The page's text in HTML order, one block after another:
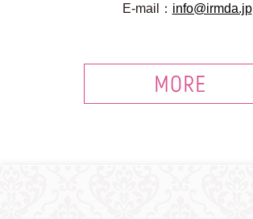
E-mail： info@irmda.jp